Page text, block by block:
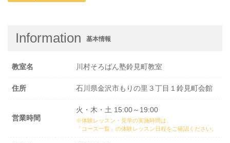
Information 基本情報
教室名 川村そろばん塾鈴見町教室
住所 石川県金沢市もりの里３丁目１鈴見町会館
営業時間
火・木・土 15:00～19:00
※体験レッスン・見学の実施時間は、
「コース一覧」の体験レッスン日程をご確認ください。